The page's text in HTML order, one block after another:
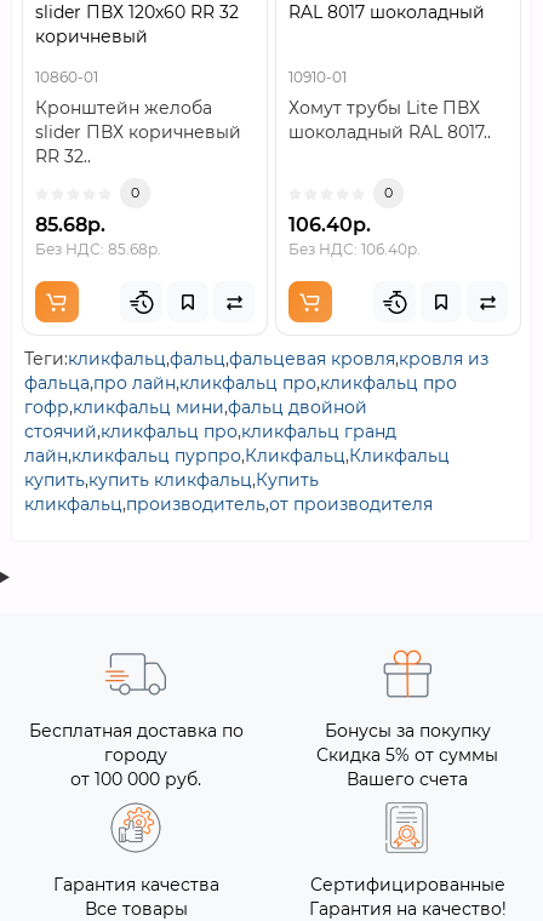
slider ПВХ 120х60 RR 32
коричневый
10860-01
Кронштейн желоба
slider ПВХ коричневый
RR 32..
0
85.68р.
Без НДС: 85.68р.
RAL 8017 шоколадный
10910-01
Хомут трубы Lite ПВХ
шоколадный RAL 8017..
0
106.40р.
Без НДС: 106.40р.
Теги:кликфальц,фальц,фальцевая кровля,кровля из
фальца,про лайн,кликфальц про,кликфальц про
гофр,кликфальц мини,фальц двойной
стоячий,кликфальц про,кликфальц гранд
лайн,кликфальц пурпро,Кликфальц,Кликфальц
купить,купить кликфальц,Купить
кликфальц,производитель,от производителя
Бесплатная доставка по
городу
от 100 000 руб.
Бонусы за покупку
Скидка 5% от суммы
Вашего счета
Гарантия качества
Все товары
Сертифицированные
Гарантия на качество!